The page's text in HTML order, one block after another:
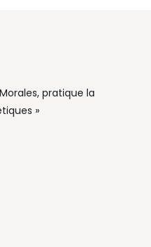
pratique la
»